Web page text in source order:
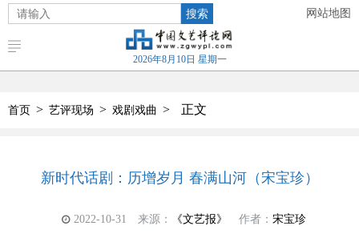
搜索 网站地图
2026年8月10日 星期一
首页 > 艺评现场 > 戏剧戏曲 > 正文
新时代话剧：历增岁月 春满山河（宋宝珍）
2022-10-31 来源： 《文艺报》 作者： 宋宝珍